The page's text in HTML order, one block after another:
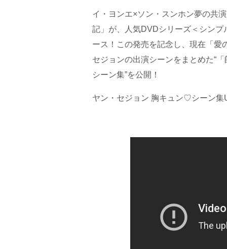
イ・ヨンエ×ソン・スンホン夢の共
記」が、人気DVDシリーズ＜シン
ース！この発売を記念し、現在「愛
セジョンの出演シーンをまとめた“
シーン集”を公開！
ヤン・セジョン 胸キュン♡シーン